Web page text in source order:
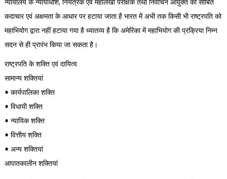
न्यायालय के न्यायाधीश, नियंत्रक एवं महालेखा परीक्षक तथा निर्वाचन आयुक्त को साबित
कदाचार एवं अक्षमता के आधार पर हटाया जाता है भारत में अभी तक किसी भी राष्ट्रपति को
महाभियोग द्वारा नहीं हटाया गया है ध्यातव्य है कि अमेरिका में महाभियोग की प्रक्रिया निम्न
सदन से ही प्रारंभ किया जा सकता है।
राष्ट्रपति के शक्ति एवं दायित्व
सामान्य शक्तियां
• कार्यपालिका शक्ति
• विधायी शक्ति
• न्यायिक शक्ति
• वित्तीय शक्ति
• अन्य शक्तियां
आपातकालीन शक्तियां